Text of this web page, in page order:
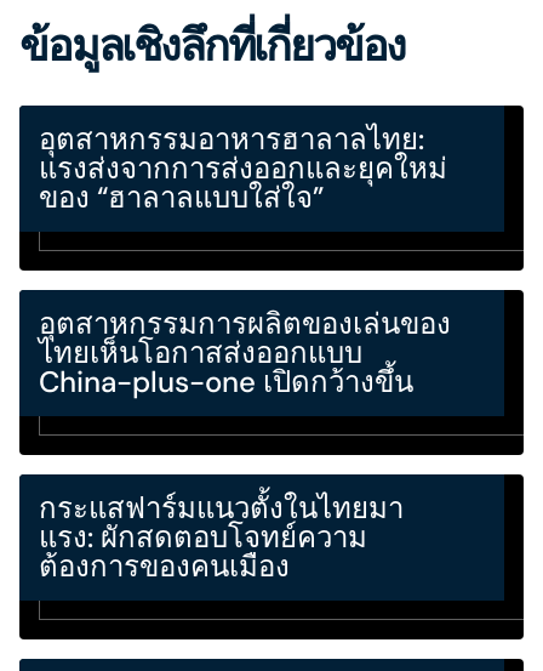
ข้อมูลเชิงลึกที่เกี่ยวข้อง
อุตสาหกรรมอาหารฮาลาลไทย:
แรงส่งจากการส่งออกและยุคใหม่
ของ “ฮาลาลแบบใส่ใจ”
อุตสาหกรรมการผลิตของเล่นของ
ไทยเห็นโอกาสส่งออกแบบ
China-plus-one เปิดกว้างขึ้น
กระแสฟาร์มแนวตั้งในไทยมา
แรง: ผักสดตอบโจทย์ความ
ต้องการของคนเมือง